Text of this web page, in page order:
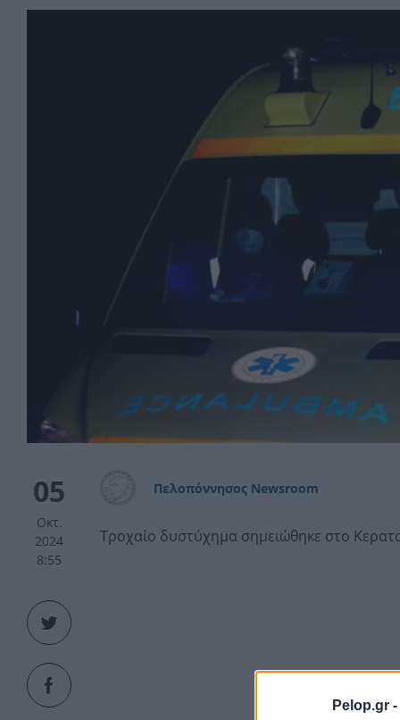
Pelop.gr -
05
Οκτ.
2024
8:55
Πελοπόννησος Newsroom
Τροχαίο δυστύχημα σημειώθηκε στο